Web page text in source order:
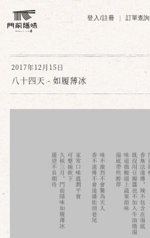
登入/註冊 訂單查詢
2017年12月15日
八十四天 - 如履薄冰